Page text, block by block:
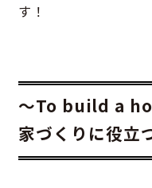
す！
～To build a
家づくりに役立